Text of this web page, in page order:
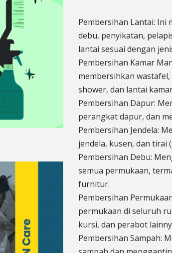
Pembersihan Lantai: Ini
debu, penyikatan,
lantai sesuai dengan
Pembersihan Kamar
membersihkan
shower, dan lantai
Pembersihan Dapur:
perangkat dapur, dan
Pembersihan Jendela:
jendela, kusen, dan tirai
Pembersihan Debu:
semua permukaan,
furnitur.
Pembersihan
permukaan di seluruh
kursi, dan perabot
Pembersihan Sampah: